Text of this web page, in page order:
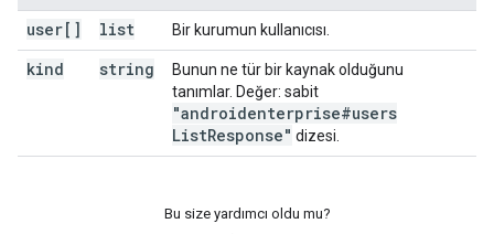
user[] list Bir kurumun kullanıcısı.
kind string
Bunun ne tür bir kaynak olduğunu
tanımlar. Değer: sabit
"androidenterprise#users
ListResponse" dizesi.
Bu size yardımcı oldu mu?